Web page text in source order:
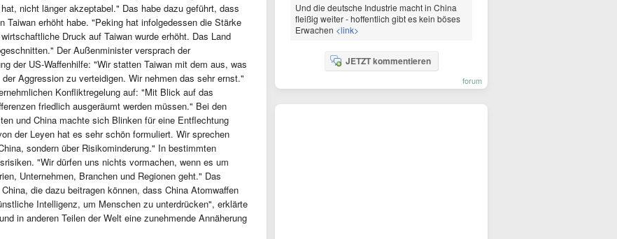
nicht länger akzeptabel." Das habe dazu geführt, dass
Taiwan erhöht habe. "Peking hat infolgedessen die Stärke
Druck auf Taiwan wurde erhöht. Das Land
Der Außenminister versprach der
der US-Waffenhilfe: "Wir statten Taiwan mit dem aus, was
Aggression zu verteidigen. Wir nehmen das sehr ernst."
Konfliktregelung auf: "Mit Blick auf das
friedlich ausgeräumt werden müssen." Bei den
und China machte sich Blinken für eine Entflechtung
der Leyen hat es sehr schön formuliert. Wir sprechen
sondern über Risikominderung." In bestimmten
"Wir dürfen uns nichts vormachen, wenn es um
Unternehmen, Branchen und Regionen geht." Das
die dazu beitragen können, dass China Atomwaffen
Intelligenz, um Menschen zu unterdrücken", erklärte
in anderen Teilen der Welt eine zunehmende Annäherung
Und die deutsche Industrie macht in China
fleißig weiter - hoffentlich gibt es kein böses
Erwachen <link>
JETZT kommentieren
forum